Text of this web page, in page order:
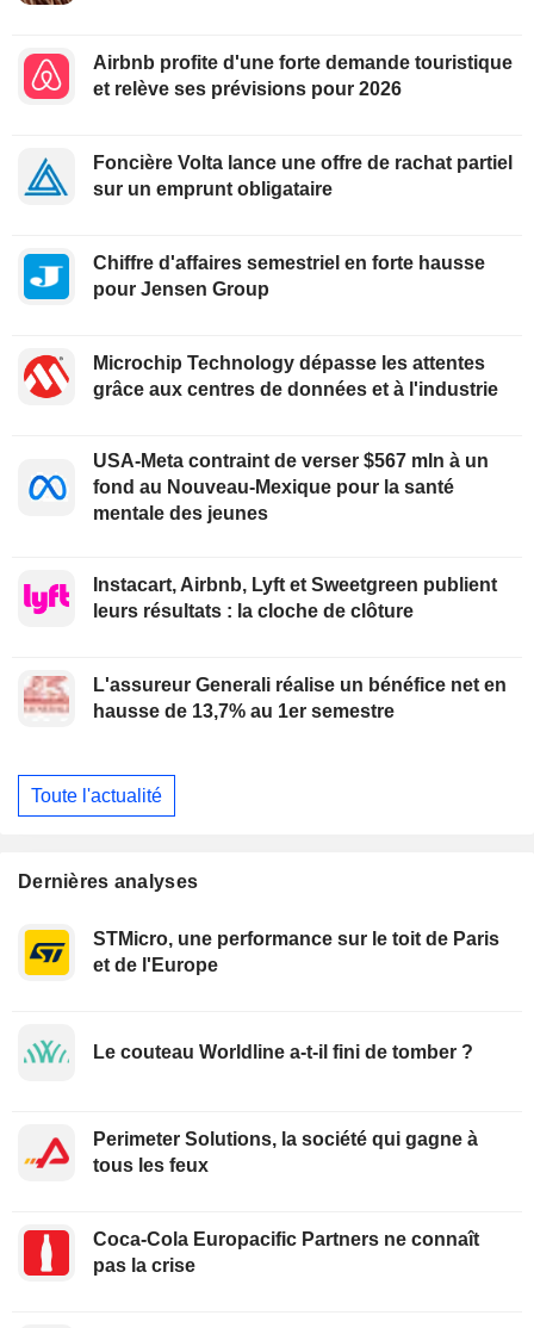
Airbnb profite d'une forte demande touristique
et relève ses prévisions pour 2026
Foncière Volta lance une offre de rachat partiel
sur un emprunt obligataire
Chiffre d'affaires semestriel en forte hausse
pour Jensen Group
Microchip Technology dépasse les attentes
grâce aux centres de données et à l'industrie
USA-Meta contraint de verser $567 mln à un
fond au Nouveau-Mexique pour la santé
mentale des jeunes
Instacart, Airbnb, Lyft et Sweetgreen publient
leurs résultats : la cloche de clôture
L'assureur Generali réalise un bénéfice net en
hausse de 13,7% au 1er semestre
Toute l'actualité
Dernières analyses
STMicro, une performance sur le toit de Paris
et de l'Europe
Le couteau Worldline a-t-il fini de tomber ?
Perimeter Solutions, la société qui gagne à
tous les feux
Coca-Cola Europacific Partners ne connaît
pas la crise